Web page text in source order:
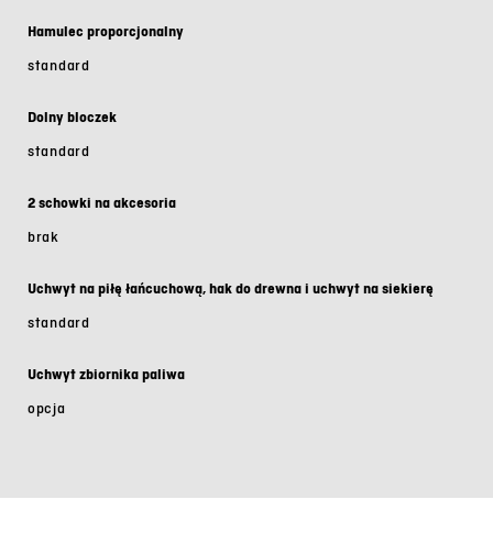
Hamulec proporcjonalny
standard
Dolny bloczek
standard
2 schowki na akcesoria
brak
Uchwyt na piłę łańcuchową, hak do drewna i uchwyt na siekierę
standard
Uchwyt zbiornika paliwa
opcja